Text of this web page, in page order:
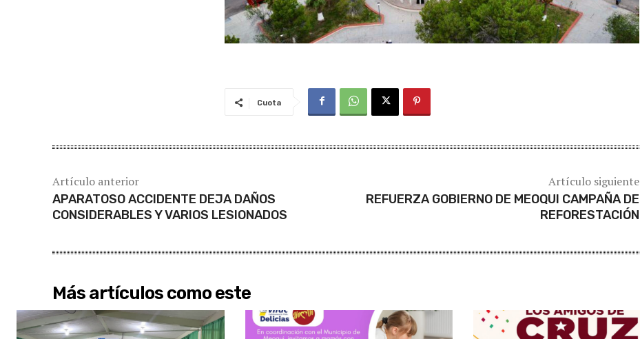
Cuota
Artículo anterior
APARATOSO ACCIDENTE DEJA DAÑOS
CONSIDERABLES Y VARIOS LESIONADOS
Artículo siguiente
REFUERZA GOBIERNO DE MEOQUI CAMPAÑA DE
REFORESTACIÓN
Más artículos como este